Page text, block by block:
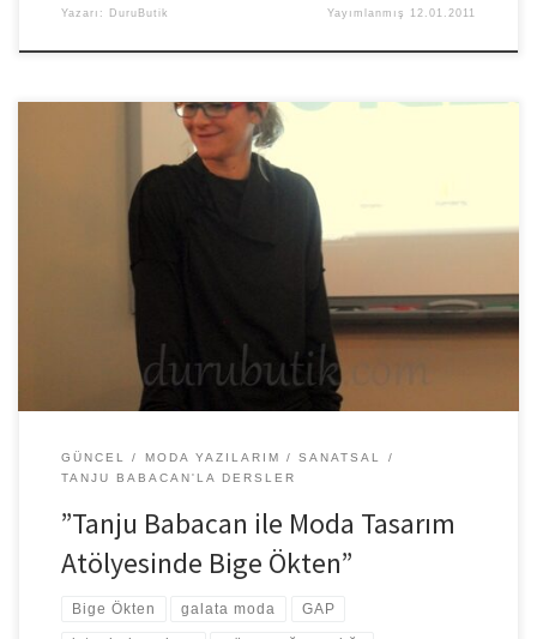
Yazarı: DuruButik Yayımlanmış 12.01.2011
Tanju Babacan ile moda tasarım atölyesi olarak öğrendiklerimizin
tatbiki kapsamında bazı ziyaretlerde bulunuyoruz. Geçtiğimiz
hafta ise bizi ziyarete gelen önemli […]
GÜNCEL MODA YAZILARIM
SANATSAL
TANJU BABACAN'LA DERSLER
”Tanju Babacan ile Moda Tasarım
Atölyesinde Bige Ökten”
Bige Ökten galata moda GAP